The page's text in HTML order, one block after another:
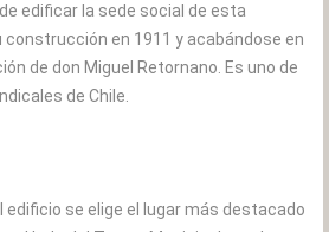
edificar la sede social de esta
en 1911 y acabándose en
de don Miguel Retornano. Es uno de
de Chile.
edificio se elige el lugar más destacado